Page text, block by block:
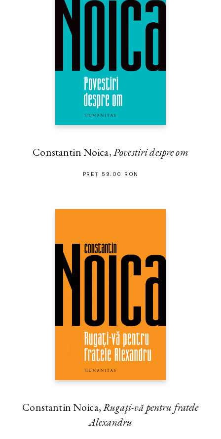
Constantin Noica,Povestiri despre om
PREȚ 59.00 RON
Constantin Noica,Rugaţi-vă pentru fratele
Alexandru